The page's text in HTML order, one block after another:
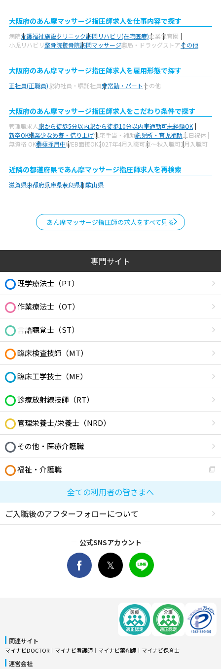
大阪府のあん摩マッサージ指圧師求人を仕事内容で探す
病院介護福祉施設クリニック訪問リハビリ(在宅医療)企業保育園
小児リハビリ整骨院接骨院訪問マッサージ薬局・ドラッグストアその他
大阪府のあん摩マッサージ指圧師求人を雇用形態で探す
正社員(正職員)契約社員・嘱託社員非常勤・パートその他
大阪府のあん摩マッサージ指圧師求人をこだわり条件で探す
管理職求人駅から徒歩5分以内駅から徒歩10分以内車通勤可未経験OK
新卒OK残業少なめ寮・借り上げ住宅手当・補助託児所・育児補助土日祝休
無資格 OK積極採用中WEB面接OK2027年4月入職可夏～秋入職可1月入職可
近隣の都道府県であん摩マッサージ指圧師求人を再検索
滋賀県京都府兵庫県奈良県和歌山県
あん摩マッサージ指圧師の求人をすべて見る
専門サイト
理学療法士（PT）
作業療法士（OT）
言語聴覚士（ST）
臨床検査技師（MT）
臨床工学技士（ME）
診療放射線技師（RT）
管理栄養士/栄養士（NRD）
その他・医療介護職
福祉・介護職
全ての利用者の皆さまへ
ご入職後のアフターフォローについて
公式SNSアカウント
関連サイト
マイナビDOCTOR │ マイナビ看護師 │ マイナビ薬剤師 │ マイナビ保育士
運営会社